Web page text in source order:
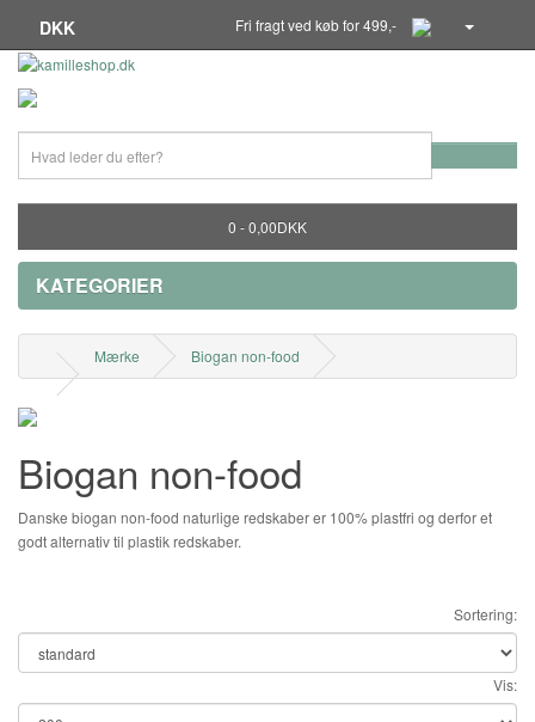
DKK Fri fragt ved køb for 499,-
0 - 0,00DKK
KATEGORIER
Mærke Biogan non-food
Biogan non-food
Danske biogan non-food naturlige redskaber er 100% plastfri og derfor et
godt alternativ til plastik redskaber.
Sortering:
Vis: